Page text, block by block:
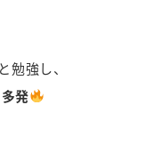
勉強し、
発